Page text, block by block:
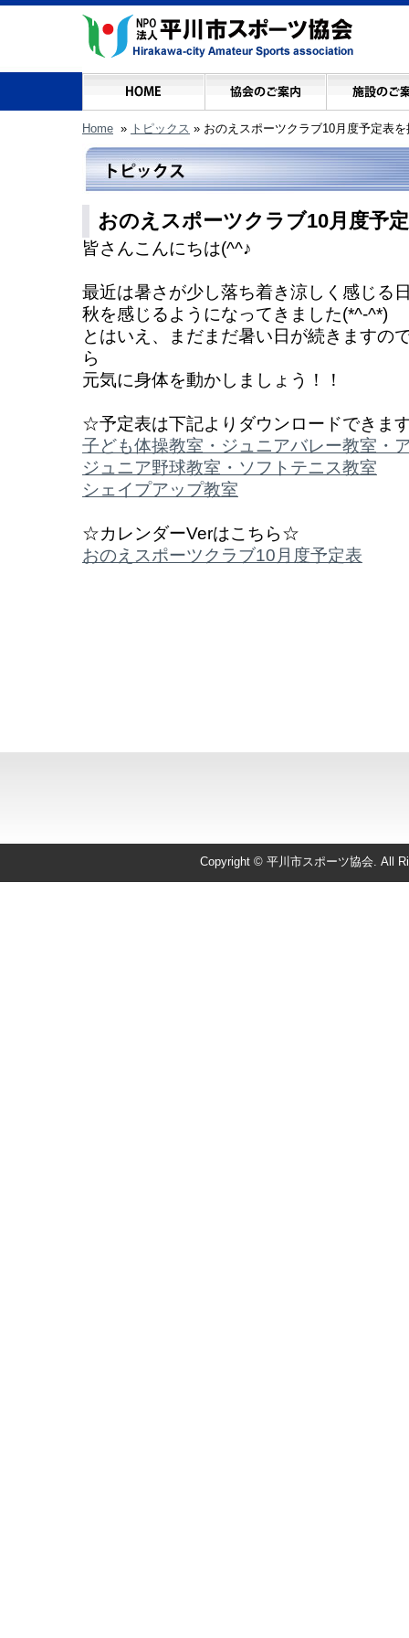
Home » トピックス » おのえスポーツクラブ10月度予定表
おのえスポーツクラブ10月度予
皆さんこんにちは(^^♪
最近は暑さが少し落ち着き涼しく感じる
秋を感じるようになってきました(*^-^*)
とはいえ、まだまだ暑い日が続きますの
ら
元気に身体を動かしましょう！！
☆予定表は下記よりダウンロードできま
子ども体操教室・ジュニアバレー教室・
ジュニア野球教室・ソフトテニス教室
シェイプアップ教室
☆カレンダーVerはこちら☆
おのえスポーツクラブ10月度予定表
Copyright © 平川市スポーツ協会. All